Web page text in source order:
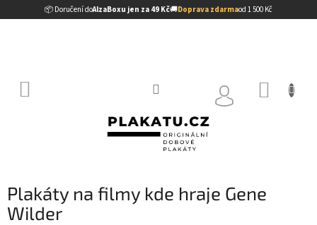
📦 Doručení doAlzaBoxu jen za 49 Kč🚚Doprava zdarmaod 1 500 Kč
na
Plakáty na filmy kde hraje Gene
Wilder